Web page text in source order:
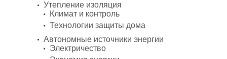
Утепление изоляция
Климат и контроль
Технологии защиты дома
Автономные источники энергии
Электричество